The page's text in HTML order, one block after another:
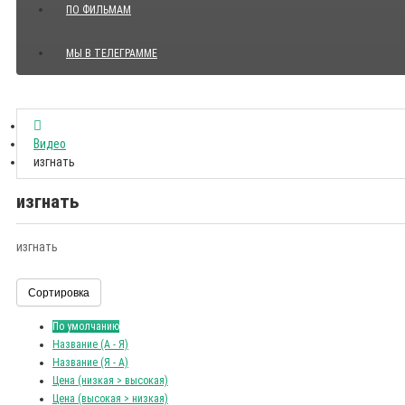
Показать все Цитаты с видео
ПО ФИЛЬМАМ
МЫ В ТЕЛЕГРАММЕ
Видео
изгнать
изгнать
изгнать
Сортировка
По умолчанию
Название (А - Я)
Название (Я - А)
Цена (низкая > высокая)
Цена (высокая > низкая)